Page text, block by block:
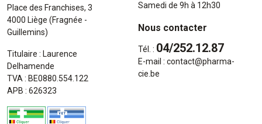
Place des Franchises, 3
4000 Liège (Fragnée -
Guillemins)
Titulaire : Laurence
Delhamende
TVA : BE0880.554.122
APB : 626323
Samedi de 9h à 12h30
Nous contacter
Tél. : 04/252.12.87
E-mail : contact@pharma-
cie.be